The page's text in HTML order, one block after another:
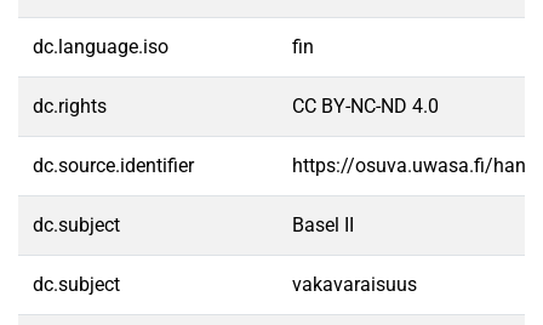
dc.language.iso fin
dc.rights CC BY-NC-ND 4.0
dc.source.identifier https://osuva.uwasa.fi/
dc.subject Basel II
dc.subject vakavaraisuus